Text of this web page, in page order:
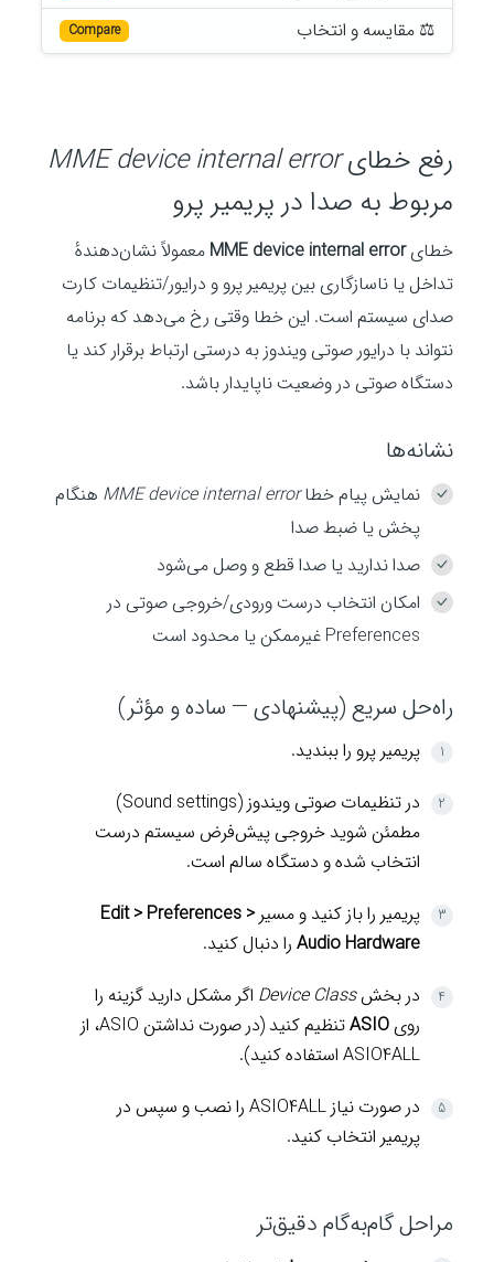
⚖️ مقایسه و انتخاب Compare
رفع خطایMME device internal error
مربوط به صدا در پریمیر پرو
خطایMME device internal error معمولاً نشان‌دهندهٔ
تداخل یا ناسازگاری بین پریمیر پرو و درایور/تنظیمات کارت
صدای سیستم است. این خطا وقتی رخ می‌دهد که برنامه
نتواند با درایور صوتی ویندوز به درستی ارتباط برقرار کند یا
دستگاه صوتی در وضعیت ناپایدار باشد.
نشانه‌ها
نمایش پیام خطاMME device internal error هنگام
پخش یا ضبط صدا
صدا ندارید یا صدا قطع و وصل می‌شود
امکان انتخاب درست ورودی/خروجی صوتی در
Preferences غیرممکن یا محدود است
راه‌حل سریع (پیشنهادی — ساده و مؤثر)
پریمیر پرو را ببندید.
در تنظیمات صوتی ویندوز (Sound settings)
مطمئن شوید خروجی پیش‌فرض سیستم درست
انتخاب شده و دستگاه سالم است.
پریمیر را باز کنید و مسیرEdit > Preferences >
Audio Hardware را دنبال کنید.
در بخشDevice Class اگر مشکل دارید گزینه را
رویASIO
تنظیم کنید (در صورت نداشتن ASIO، از
ASIO4ALL استفاده کنید).
در صورت نیاز ASIO4ALL را نصب و سپس در
پریمیر انتخاب کنید.
مراحل گام‌به‌گام دقیق‌تر